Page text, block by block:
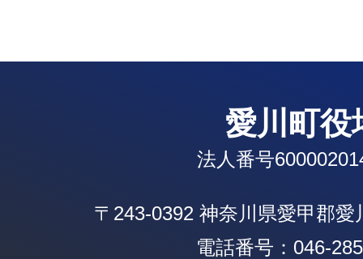
愛川町役
法人番号
〒243-0392 神奈川県愛甲郡愛
電話番号：046-